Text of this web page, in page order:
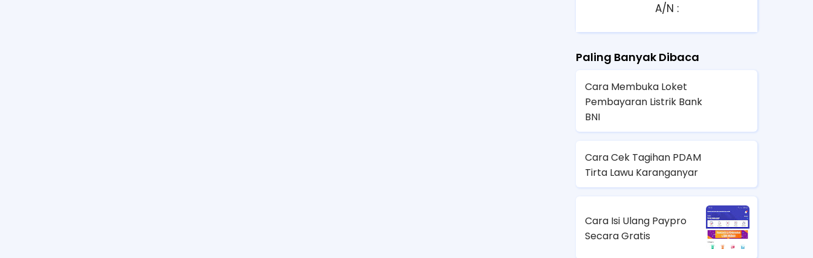
A/N :
Paling Banyak Dibaca
Cara Membuka Loket
Pembayaran Listrik Bank
BNI
Cara Cek Tagihan PDAM
Tirta Lawu Karanganyar
Cara Isi Ulang Paypro
Secara Gratis